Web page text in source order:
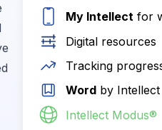
My Intellect for
Digital resources
Tracking
Word by Intellect
Intellect Modus®